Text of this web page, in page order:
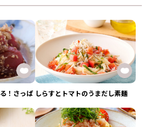
！さっぱ しらすとトマトのうまだし素麺